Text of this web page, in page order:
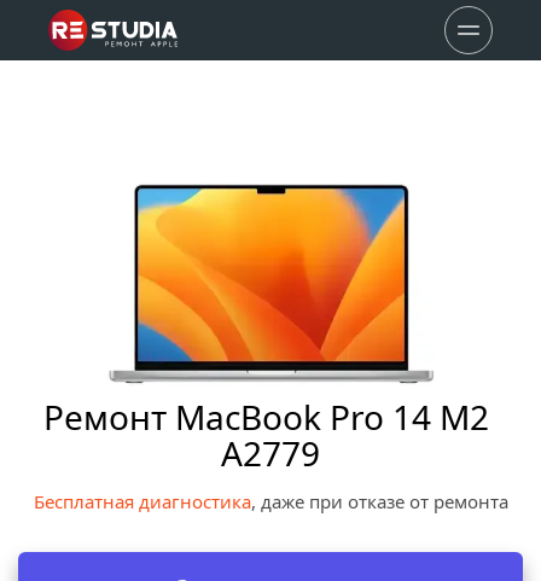
Ремонт MacBook Pro 14 M2
A2779
Бесплатная диагностика, даже при отказе от ремонта